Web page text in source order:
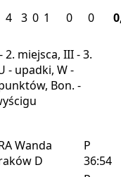
4 3 0 1 0 0
2. miejsca, III - 3.
- upadki, W -
Bon. -
Wanda
D
P
36:54